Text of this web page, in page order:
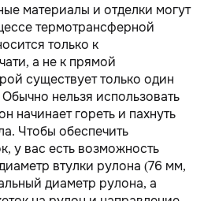
материалы и отделки могут
термотрансферной
только к
а не к прямой
существует только один
нельзя использовать
начинает гореть и пахнуть
Чтобы обеспечить
у вас есть возможность
втулки рулона (76 мм,
диаметр рулона, а